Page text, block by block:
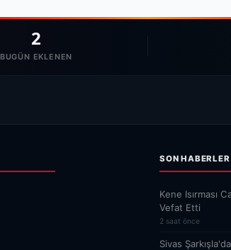
2
BUGÜN EKLENEN
SON HABERLER
Kene Isırması
Vefat Etti
2 saat önce
Sivas